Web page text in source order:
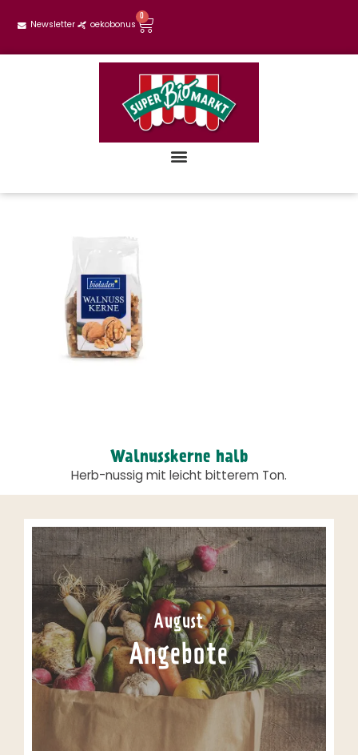
Newsletter oekobonus
0
Walnusskerne halb
Herb-nussig mit leicht bitterem Ton.
August
Angebote